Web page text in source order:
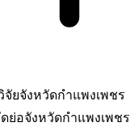
ยจังหวัดกำแพงเพชร
ย่อจังหวัดกำแพงเพชร